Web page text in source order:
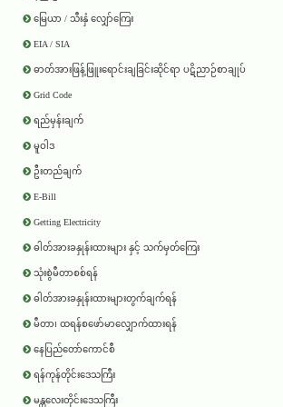
မြေယာ / သီးနှံ လျှော်ကြေး
EIA / SIA
ဓာတ်အားဖြန့်ဖြူးရောင်းချခြင်းဆိုင်ရာ ပဋိညာဉ်စာချုပ်
Grid Code
ရည်မှန်းချက်
မူဝါဒ
ဦးတည်ချက်
E-Bill
Getting Electricity
ဓါတ်အားခနှုန်းထားများ နှင့် သက်မှတ်ကြေး
သုံးစွဲမီတာစစ်ရန်
ဓါတ်အားခနှုန်းထားများတွက်ချက်ရန်
မီတာ၊ ထရန်စဖော်မာလျှောက်ထားရန်
နေပြည်တော်ကောင်စီ
ရန်ကုန်တိုင်းဒေသကြီး
မန္တလေးတိုင်းဒေသကြီး